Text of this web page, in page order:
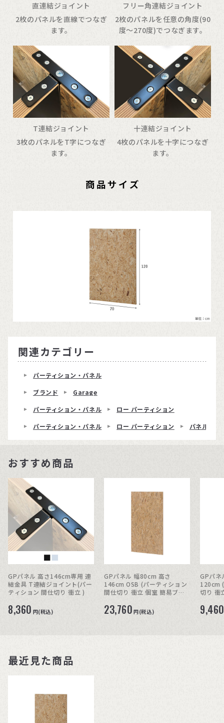
直連結ジョイント
2枚のパネルを直線でつなぎ
ます。
フリー角連結ジョイント
2枚のパネルを任意の角度(90
度〜270度)でつなぎます。
T連結ジョイント
3枚のパネルをT字につなぎ
ます。
十連結ジョイント
4枚のパネルを十字につなぎ
ます。
関連カテゴリー
パーティション・パネル
ブランド
Garage
パーティション・パネル
ロー パーティション
パーティション・パネル
ロー パーティション パネルGP
おすすめ商品
GPパネル 高さ146cm専用 連
結金具 T連結ジョイント(パー
ティション 間仕切り 衝立 )
8,360 円(税込)
GPパネル 幅80cm 高さ
146cm OSB (パーティション
間仕切り 衝立 個室 簡易ブー
23,760 円(税込)
GPパネ
120cm
切り 衝
9,460
最近見た商品